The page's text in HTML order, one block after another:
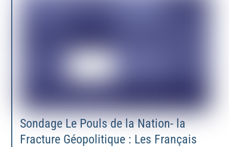
Sondage Le Pouls de la Nation- la
Fracture Géopolitique : Les Français